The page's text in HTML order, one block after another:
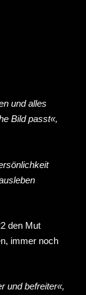
und alles
Bild passt«,
den Mut
immer noch
und befreiter«,